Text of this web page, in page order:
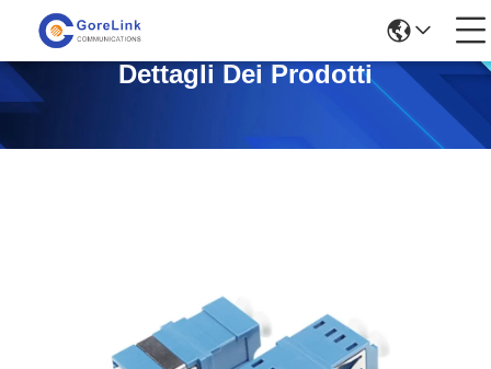
Dettagli Dei Prodotti